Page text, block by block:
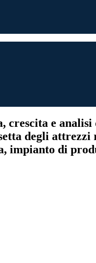
crescita e
degli
impianto di